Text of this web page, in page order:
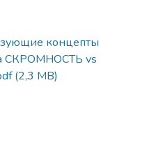
концепты
СКРОМНОСТЬ vs
(2,3 MB)